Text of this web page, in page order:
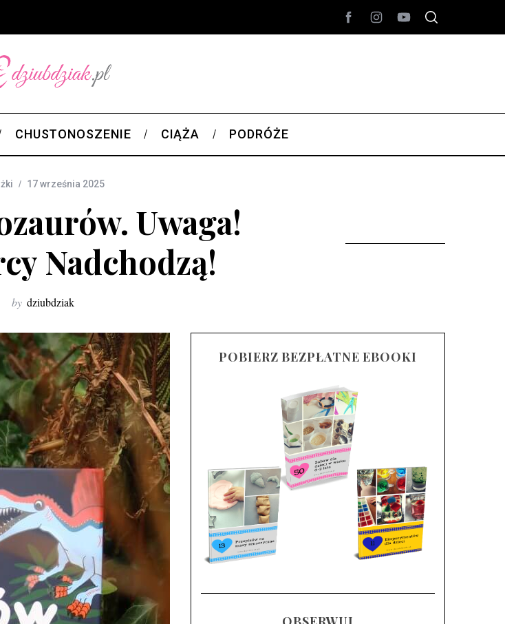
CHUSTONOSZENIE CIĄŻA PODRÓŻE
17 września 2025
Uwaga!
Nadchodzą!
by dziubdziak
POBIERZ BEZPŁATNE EBOOKI